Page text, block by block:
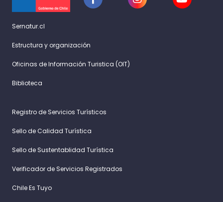
Sernatur.cl
Estructura y organización
Oficinas de Información Turistica (OIT)
Biblioteca
Registro de Servicios Turísticos
Sello de Calidad Turística
Sello de Sustentablidad Turística
Verificador de Servicios Registrados
Chile Es Tuyo